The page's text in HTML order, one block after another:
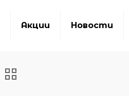
Акции Новости